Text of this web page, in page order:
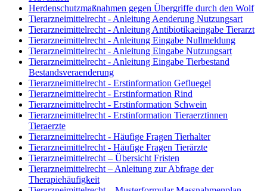
Herdenschutzmaßnahmen gegen Übergriffe durch den Wolf
Tierarzneimittelrecht - Anleitung Aenderung Nutzungsart
Tierarzneimittelrecht - Anleitung Antibiotikaeingabe Tierarzt
Tierarzneimittelrecht - Anleitung Eingabe Nullmeldung
Tierarzneimittelrecht - Anleitung Eingabe Nutzungsart
Tierarzneimittelrecht - Anleitung Eingabe Tierbestand
Bestandsveraenderung
Tierarzneimittelrecht - Erstinformation Gefluegel
Tierarzneimittelrecht - Erstinformation Rind
Tierarzneimittelrecht - Erstinformation Schwein
Tierarzneimittelrecht - Erstinformation Tieraerztinnen
Tieraerzte
Tierarzneimittelrecht - Häufige Fragen Tierhalter
Tierarzneimittelrecht - Häufige Fragen Tierärzte
Tierarzneimittelrecht – Übersicht Fristen
Tierarzneimittelrecht – Anleitung zur Abfrage der
Therapiehäufigkeit